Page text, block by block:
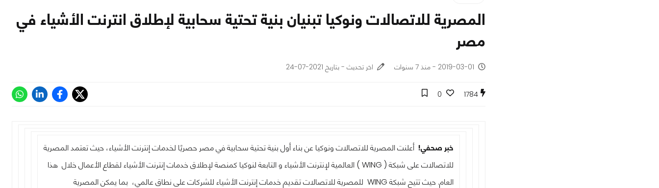
المصرية للاتصالات ونوكيا تبنيان بنية تحتية سحابية لإطلاق انترنت الأشياء في
مصر
2019-03-01 - منذ 7 سنوات اخر تحديث - بتاريخ 2021-07-24
1784
0
خبر صحفي! أعلنت المصرية للاتصالات ونوكيا عن بناء أول بنية تحتية سحابية في مصر حصريًا لخدمات إنترنت الأشياء، حيث تعتمد المصرية
للاتصالات على شبكة ( WING ) العالمية لإنترنت الأشياء و التابعة لنوكيا كمنصة لإطلاق خدمات إنترنت الأشياء لقطاع الأعمال خلال هذا
العام. حيث تتيح شبكة WING للمصرية للاتصالات تقديم خدمات إنترنت الأشياء للشركات على نطاق عالمي، بما يمكن المصرية